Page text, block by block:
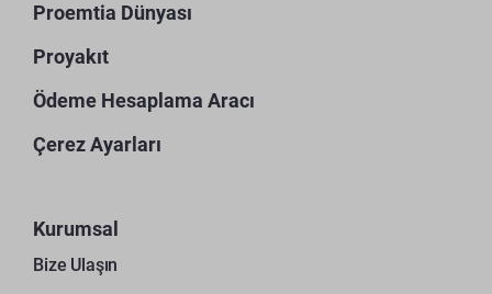
Proemtia Dünyası
Proyakıt
Ödeme Hesaplama Aracı
Çerez Ayarları
Kurumsal
Bize Ulaşın